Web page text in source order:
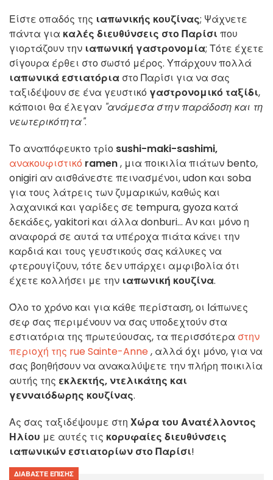
Είστε οπαδός της ιαπωνικής κουζίνας; Ψάχνετε
πάντα για καλές διευθύνσεις στο Παρίσι που
γιορτάζουν την ιαπωνική γαστρονομία; Τότε έχετε
σίγουρα έρθει στο σωστό μέρος. Υπάρχουν πολλά
ιαπωνικά εστιατόρια στο Παρίσι για να σας
ταξιδέψουν σε ένα γευστικό γαστρονομικό ταξίδι,
κάποιοι θα έλεγαν "ανάμεσα στην παράδοση και τη
νεωτερικότητα".
Το αναπόφευκτο τρίο sushi-maki-sashimi,
ανακουφιστικό ramen, μια ποικιλία πιάτων bento,
onigiri αν αισθάνεστε πεινασμένοι, udon και soba
για τους λάτρεις των ζυμαρικών, καθώς και
λαχανικά και γαρίδες σε tempura, gyoza κατά
δεκάδες, yakitori και άλλα donburi... Αν και μόνο η
αναφορά σε αυτά τα υπέροχα πιάτα κάνει την
καρδιά και τους γευστικούς σας κάλυκες να
φτερουγίζουν, τότε δεν υπάρχει αμφιβολία ότι
έχετε κολλήσει με την ιαπωνική κουζίνα.
Όλο το χρόνο και για κάθε περίσταση, οι Ιάπωνες
σεφ σας περιμένουν να σας υποδεχτούν στα
εστιατόρια της πρωτεύουσας, τα περισσότερα στην
περιοχή της rue Sainte-Anne, αλλά όχι μόνο, για να
σας βοηθήσουν να ανακαλύψετε την πλήρη ποικιλία
αυτής της εκλεκτής, ντελικάτης και
γενναιόδωρης κουζίνας.
Ας σας ταξιδέψουμε στη Χώρα του Ανατέλλοντος
Ηλίου με αυτές τις κορυφαίες διευθύνσεις
ιαπωνικών εστιατορίων στο Παρίσι!
ΔΙΑΒΆΣΤΕ ΕΠΊΣΗΣ